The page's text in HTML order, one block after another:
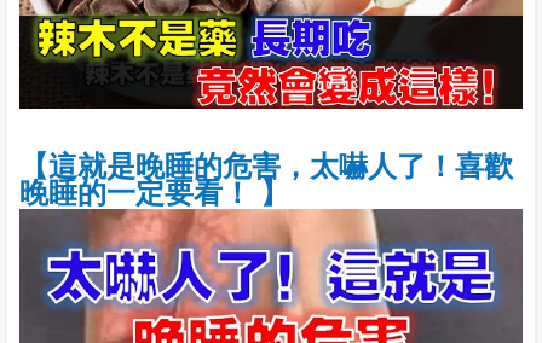
【這就是晚睡的危害，太嚇人了！喜歡
晚睡的一定要看！ 】